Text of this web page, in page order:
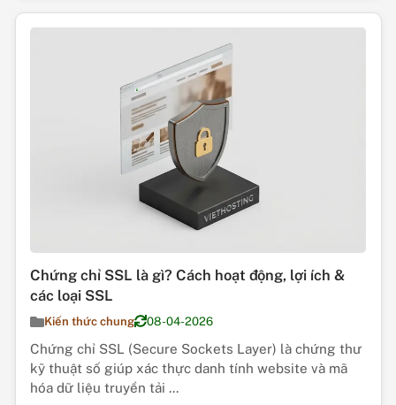
Chứng chỉ SSL là gì? Cách hoạt động, lợi ích &
các loại SSL
Kiến thức chung 08-04-2026
Chứng chỉ SSL (Secure Sockets Layer) là chứng thư
kỹ thuật số giúp xác thực danh tính website và mã
hóa dữ liệu truyền tải ...